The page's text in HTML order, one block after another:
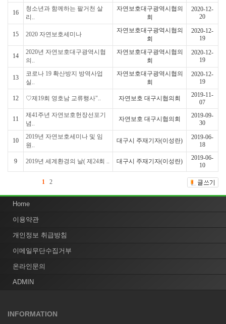
16
청소년과 함께하는 팔거천 살
리..
자연보호대구광역시협의
회
2020-12-
20
15 2020 자연보호세미나
자연보호대구광역시협의
회
2020-12-
19
14
2020년 자연보호대구광역시협
의..
자연보호대구광역시협의
회
2020-12-
19
13
코로나 19 확산방지 방역사업
실..
자연보호대구광역시협의
회
2020-12-
19
12 ♡제19회 영호남 교류행사".. 자연보호 대구시협의회
2019-11-
07
11
제41주년 자연보호헌장선포기
념..
자연보호 대구시협의회
2019-09-
30
10
2019년 자연보호세미나 및 임
원..
대구시 주재기자(이성란)
2019-06-
18
9 2019년 세계환경의 날( 제24회 .. 대구시 주재기자(이성란)
2019-06-
10
1 2
Home
이용약관
개인정보 취급방침
이메일무단수집거부
온라인문의
ADMIN
INFORMATION